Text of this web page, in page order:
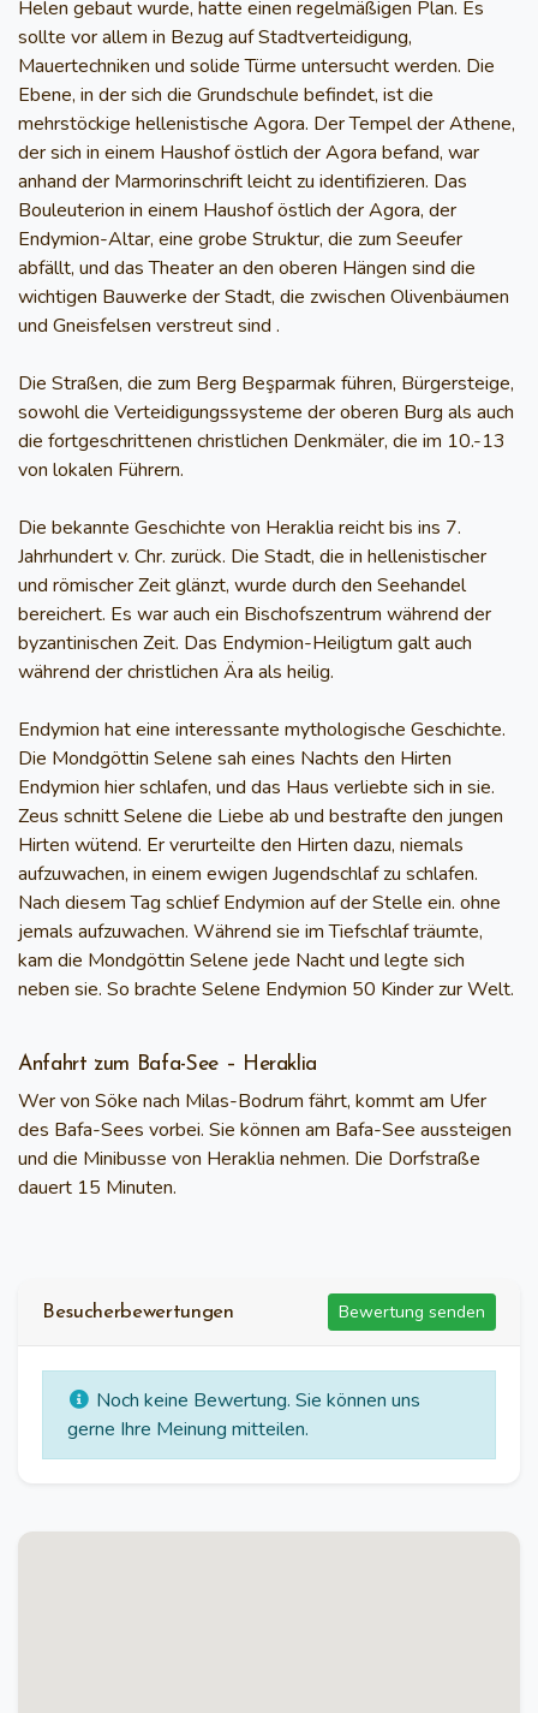
Helen gebaut wurde, hatte einen regelmäßigen Plan. Es
sollte vor allem in Bezug auf Stadtverteidigung,
Mauertechniken und solide Türme untersucht werden. Die
Ebene, in der sich die Grundschule befindet, ist die
mehrstöckige hellenistische Agora. Der Tempel der Athene,
der sich in einem Haushof östlich der Agora befand, war
anhand der Marmorinschrift leicht zu identifizieren. Das
Bouleuterion in einem Haushof östlich der Agora, der
Endymion-Altar, eine grobe Struktur, die zum Seeufer
abfällt, und das Theater an den oberen Hängen sind die
wichtigen Bauwerke der Stadt, die zwischen Olivenbäumen
und Gneisfelsen verstreut sind .
Die Straßen, die zum Berg Beşparmak führen, Bürgersteige,
sowohl die Verteidigungssysteme der oberen Burg als auch
die fortgeschrittenen christlichen Denkmäler, die im 10.-13
von lokalen Führern.
Die bekannte Geschichte von Heraklia reicht bis ins 7.
Jahrhundert v. Chr. zurück. Die Stadt, die in hellenistischer
und römischer Zeit glänzt, wurde durch den Seehandel
bereichert. Es war auch ein Bischofszentrum während der
byzantinischen Zeit. Das Endymion-Heiligtum galt auch
während der christlichen Ära als heilig.
Endymion hat eine interessante mythologische Geschichte.
Die Mondgöttin Selene sah eines Nachts den Hirten
Endymion hier schlafen, und das Haus verliebte sich in sie.
Zeus schnitt Selene die Liebe ab und bestrafte den jungen
Hirten wütend. Er verurteilte den Hirten dazu, niemals
aufzuwachen, in einem ewigen Jugendschlaf zu schlafen.
Nach diesem Tag schlief Endymion auf der Stelle ein. ohne
jemals aufzuwachen. Während sie im Tiefschlaf träumte,
kam die Mondgöttin Selene jede Nacht und legte sich
neben sie. So brachte Selene Endymion 50 Kinder zur Welt.
Anfahrt zum Bafa-See – Heraklia
Wer von Söke nach Milas-Bodrum fährt, kommt am Ufer
des Bafa-Sees vorbei. Sie können am Bafa-See aussteigen
und die Minibusse von Heraklia nehmen. Die Dorfstraße
dauert 15 Minuten.
Besucherbewertungen Bewertung senden
Noch keine Bewertung. Sie können uns
gerne Ihre Meinung mitteilen.